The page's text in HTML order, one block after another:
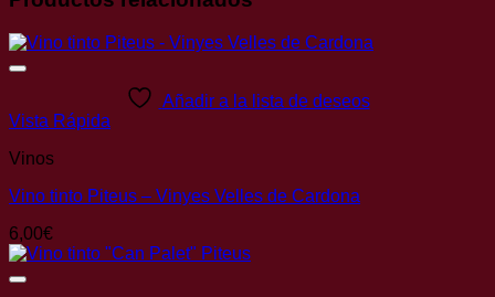
Añadir a la lista de deseos
Vista Rápida
Vinos
Vino tinto Piteus – Vinyes Velles de Cardona
6,00€